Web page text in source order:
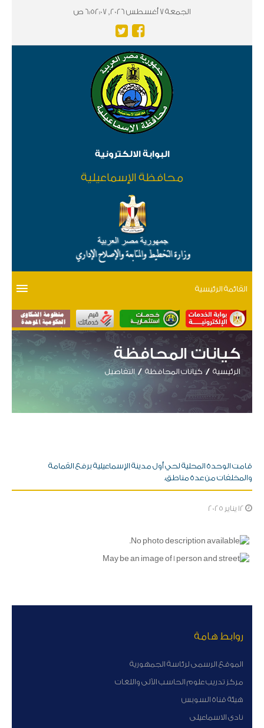
الجمعة 7 أغسطس 2026, 6:52:07 ص
البوابة الالكترونية
محافظة الإسماعيلية
القائمة الرئيسية
كيانات المحافظة
الرئيسية كيانات المحافظة التفاصيل
قامت الوحدة المحلية لحي أول مدينة الإسماعيلية برفع القمامة
والمخلفات من عدة مناطق.
روابط هامة
الموقع الرسمى لرئاسة الجمهورية
مركز تدريب علوم الحاسب الآلى واللغات
هيئة قناة السوبس
نادى الاسماعيلى